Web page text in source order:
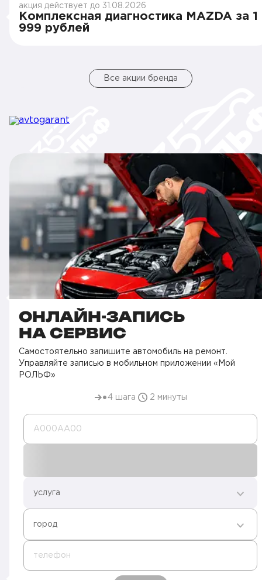
акция действует до 31.08.2026
Комплексная диагностика MAZDA за 1
999 рублей
Все акции бренда
ОНЛАЙН-ЗАПИСЬ
НА СЕРВИС
Самостоятельно запишите автомобиль на ремонт.
Управляйте записью в мобильном приложении «Мой
РОЛЬФ»
4 шага 2 минуты
А000AA00
услуга
город
телефон